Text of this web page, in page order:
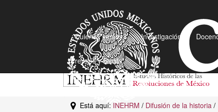
¿Quiénes somos? Investigación
Premios y Becas
Está aquí: INEHRM / Difusión de la historia /